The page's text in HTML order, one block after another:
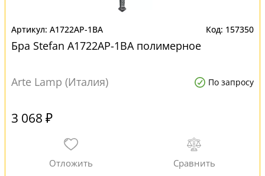
A1722AP-1BA 157350
Бра Stefan A1722AP-1BA полимерное
Arte Lamp (Италия) По запросу
3 068 ₽